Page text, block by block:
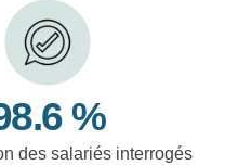
%
des salariés interrogés